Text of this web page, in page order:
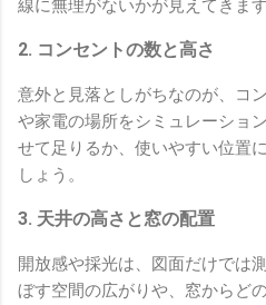
線に無理がないかが見えてきます
2. コンセントの数と高さ
意外と見落としがちなのが、コ
や家電の場所をシミュレーショ
せて足りるか、使いやすい位置
しょう。
3. 天井の高さと窓の配置
開放感や採光は、図面だけでは
ぼす空間の広がりや、窓からど